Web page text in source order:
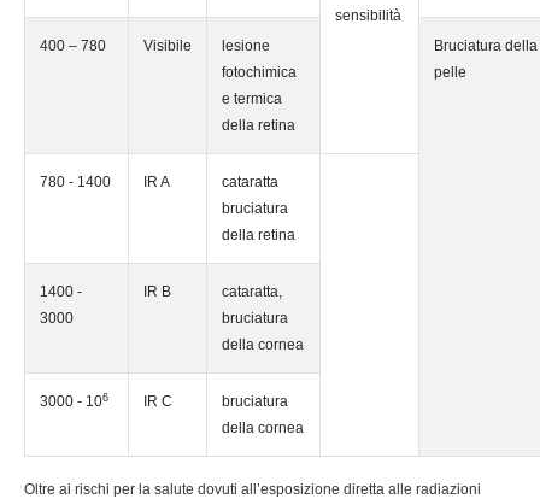
sensibilità
400 – 780
Visibile
lesione
fotochimica
e termica
della retina
Bruciatura della
pelle
780 - 1400 IR A
cataratta
bruciatura
della retina
1400 -
3000
IR B
cataratta,
bruciatura
della cornea
3000 - 106 IR C
bruciatura
della cornea
Oltre ai rischi per la salute dovuti all’esposizione diretta alle radiazioni